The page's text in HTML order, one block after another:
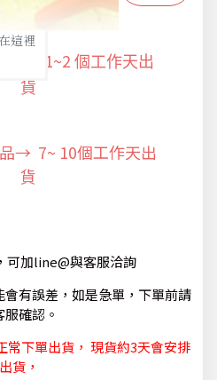
這裡
品 → 1~2 個工作天出
貨
品→ 7~ 10個工作天出
貨
可加line@與客服洽詢
有誤差，如是急單，下單前請
服確認。
常下單出貨， 現貨約3天會安排
出貨，